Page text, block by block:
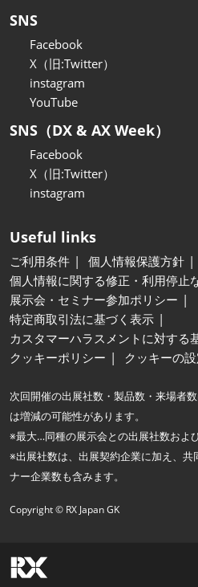
SNS
Facebook
X（旧:Twitter）
instagram
YouTube
SNS（DX & AX Week）
Facebook
X（旧:Twitter）
instagram
Useful links
ご利用条件
個人情報保護方針
個人情報に関する修正・利用停止
展示会・セミナー参加ポリシー
特定商取引法に基づく表示
カスタマーハラスメントに対する
クッキーポリシー
クッキーの
次回開催の出展社数・製品数・来場者
は増減の可能性があります。
※最大…同種の展示会との出展社数およ
※出展社数は、出展契約企業に加え、共
ナー企業数も含みます。
Copyright © RX Japan GK